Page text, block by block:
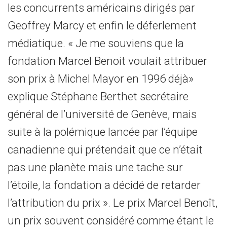
les concurrents américains dirigés par
Geoffrey Marcy et enfin le déferlement
médiatique. « Je me souviens que la
fondation Marcel Benoit voulait attribuer
son prix à Michel Mayor en 1996 déjà»
explique Stéphane Berthet secrétaire
général de l’université de Genève, mais
suite à la polémique lancée par l’équipe
canadienne qui prétendait que ce n’était
pas une planète mais une tache sur
l’étoile, la fondation a décidé de retarder
l’attribution du prix ». Le prix Marcel Benoît,
un prix souvent considéré comme étant le